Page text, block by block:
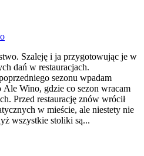
Szaleję i ja przygotowując je w
dań w restauracjach.
sezonu wpadam
Wino, gdzie co sezon wracam
Przed restaurację znów wrócił
w mieście, ale niestety nie
wszystkie stoliki są...